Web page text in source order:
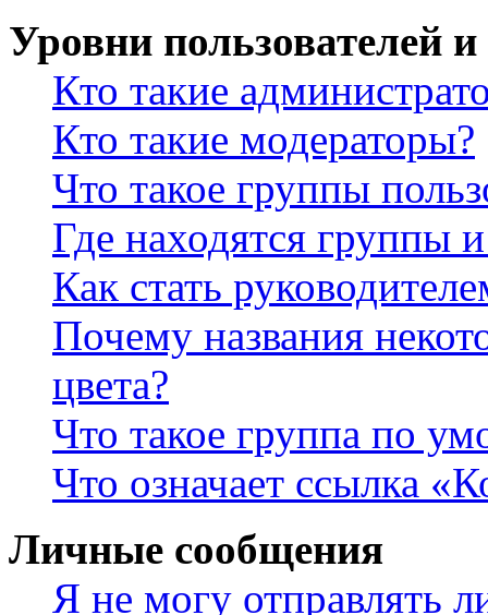
Уровни пользователей
Кто такие
Кто такие модераторы?
Что такое группы
Где находятся группы
Как стать
Почему названия
цвета?
Что такое группа по
Что означает ссылка
Личные сообщения
Я не могу отправлять